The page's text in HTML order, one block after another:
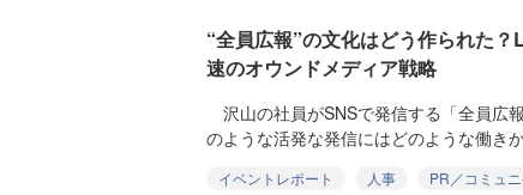
“全員広報”の文化はどう作られた
速のオウンドメディア戦略
沢山の社員がSNSで発信する「全員広
のような活発な発信にはどのような働
イベントレポート 人事
PR／コミュ